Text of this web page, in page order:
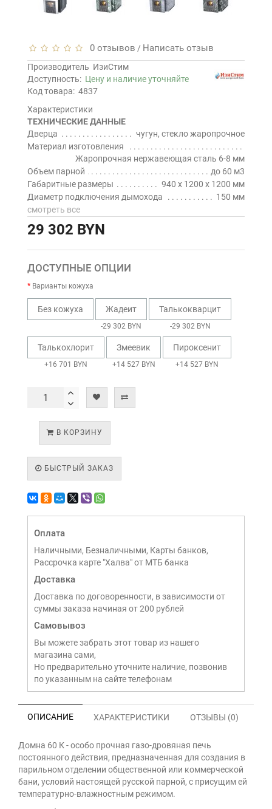
0 отзывов / Написать отзыв
Производитель ИзиСтим
Доступность: Цену и наличие уточняйте
Код товара: 4837
Характеристики
ТЕХНИЧЕСКИЕ ДАННЫЕ
Дверца
чугун, стекло жаропрочное
Материал изготовления
Жаропрочная нержавеющая сталь 6-8 мм
Объем парной
до 60 м3
Габаритные размеры
940 х 1200 х 1200 мм
Диаметр подключения дымохода
150 мм
смотреть все
29 302 BYN
ДОСТУПНЫЕ ОПЦИИ
Варианты кожуха
Без кожуха Жадеит
-29 302 BYN
Талькокварцит
-29 302 BYN
Талькохлорит
+16 701 BYN
Змеевик
+14 527 BYN
Пироксенит
+14 527 BYN
В КОРЗИНУ
БЫСТРЫЙ ЗАКАЗ
Оплата
Наличными, Безналичными, Карты банков,
Рассрочка карте "Халва" от МТБ банка
Доставка
Доставка по договоренности, в зависимости от
суммы заказа начиная от 200 рублей
Самовывоз
Вы можете забрать этот товар из нашего
магазина сами,
Но предварительно уточните наличие, позвонив
по указанным на сайте телефонам
ОПИСАНИЕ ХАРАКТЕРИСТИКИ ОТЗЫВЫ (0)
Домна 60 К - особо прочная газо-дровяная печь
постоянного действия, предназначенная для создания в
парильном отделении общественной или коммерческой
бани, условий настоящей русской парной, с присущим ей
температурно-влажностным режимом.